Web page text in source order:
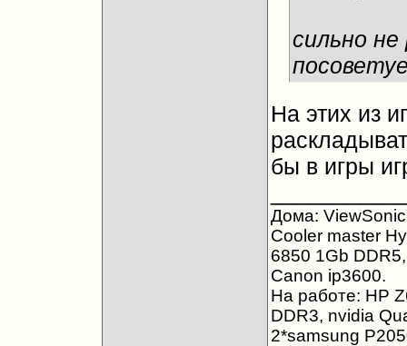
сильно
На этих из
бы в игры
Дома:
Cooler master
6850 1Gb
Canon ip3600.
На работе: HP
DDR3, nvidia
2*samsung